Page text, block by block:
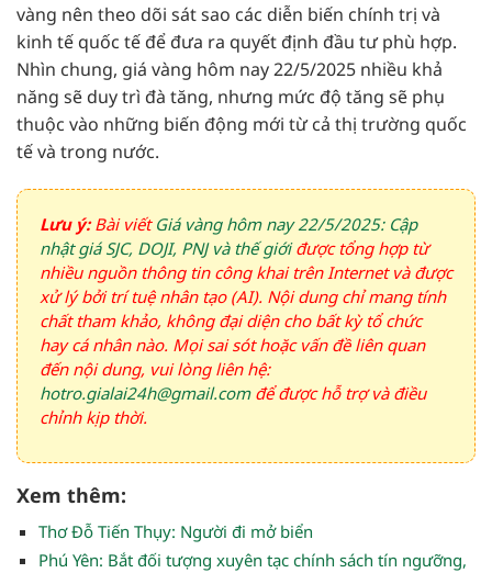
vàng nên theo dõi sát sao các diễn biến chính trị và
kinh tế quốc tế để đưa ra quyết định đầu tư phù hợp.
Nhìn chung, giá vàng hôm nay 22/5/2025 nhiều khả
năng sẽ duy trì đà tăng, nhưng mức độ tăng sẽ phụ
thuộc vào những biến động mới từ cả thị trường quốc
tế và trong nước.
Lưu ý:Bài viết Giá vàng hôm nay 22/5/2025: Cập
nhật giá SJC, DOJI, PNJ và thế giớiđược tổng hợp từ
nhiều nguồn thông tin công khai trên Internet và được
xử lý bởi trí tuệ nhân tạo (AI). Nội dung chỉ mang tính
chất tham khảo, không đại diện cho bất kỳ tổ chức
hay cá nhân nào. Mọi sai sót hoặc vấn đề liên quan
đến nội dung, vui lòng liên hệ:
hotro.gialai24h@gmail.comđể được hỗ trợ và điều
chỉnh kịp thời.
Xem thêm:
Thơ Đỗ Tiến Thụy: Người đi mở biển
Phú Yên: Bắt đối tượng xuyên tạc chính sách tín ngưỡng,